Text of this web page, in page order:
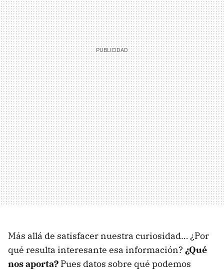
Más allá de satisfacer nuestra curiosidad… ¿Por
qué resulta interesante esa información? ¿Qué
nos aporta? Pues datos sobre qué podemos